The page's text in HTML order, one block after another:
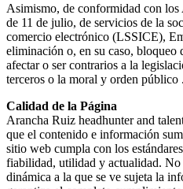
Asimismo, de conformidad con
de 11 de julio, de servicios de la
comercio electrónico (LSSICE),
eliminación o, en su caso, bloqueo
afectar o ser contrarios a la
terceros o la moral y orden público .
Calidad de la Página
Arancha Ruiz headhunter and
que el contenido e información
sitio web cumpla con los
fiabilidad, utilidad y actualidad. No
dinámica a la que se ve sujeta la